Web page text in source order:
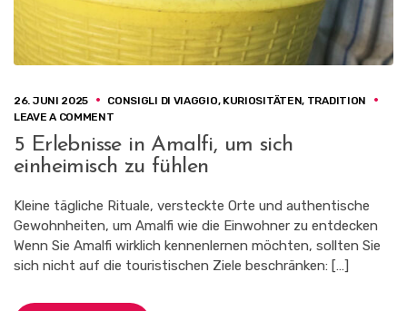
26. JUNI 2025 CONSIGLI DI VIAGGIO, KURIOSITÄTEN, TRADITION
LEAVE A COMMENTON
ERLEBNISSE
IN
UM
SICH
EINHEIMISCH
ZU
FÜHLEN
5 Erlebnisse in Amalfi, um sich
einheimisch zu fühlen
Kleine tägliche Rituale, versteckte Orte und authentische
Gewohnheiten, um Amalfi wie die Einwohner zu entdecken
Wenn Sie Amalfi wirklich kennenlernen möchten, sollten Sie
sich nicht auf die touristischen Ziele beschränken: […]